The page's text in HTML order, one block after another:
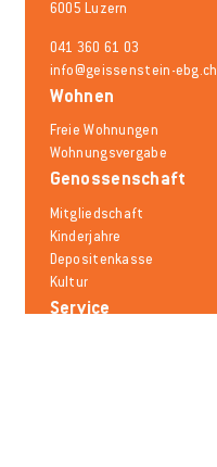
6005 Luzern
041 360 61 03
info@geissenstein-ebg.ch
Wohnen
Freie Wohnungen
Wohnungsvergabe
Genossenschaft
Mitgliedschaft
Kinderjahre
Depositenkasse
Kultur
Service